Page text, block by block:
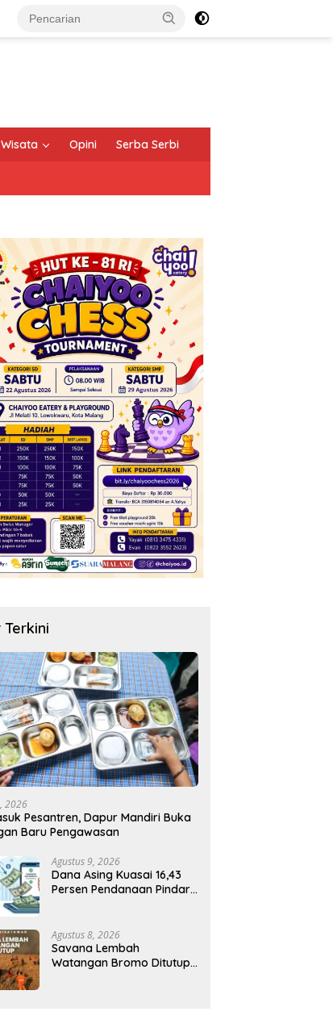
Opini Serba Serbi
2026
Pesantren, Dapur Mandiri Buka
Baru Pengawasan
Agustus 9, 2026
Dana Asing Kuasai 16,43
Persen Pendanaan Pindar,
Agustus 8, 2026
Savana Lembah
Watangan Bromo Ditutup,